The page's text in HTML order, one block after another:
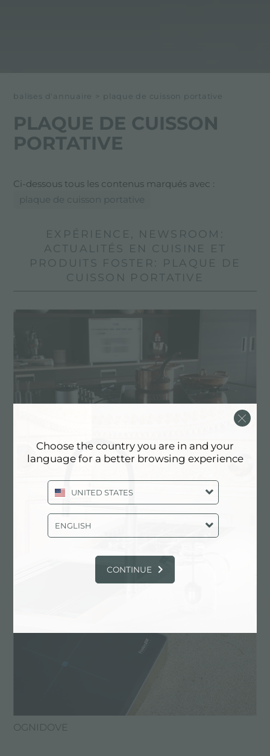
balises d'annuaire > plaque de cuisson portative
PLAQUE DE CUISSON
PORTATIVE
Ci-dessous tous les contenus marqués avec :
plaque de cuisson portative
EXPÉRIENCE, NEWSROOM:
ACTUALITÉS EN CUISINE ET
PRODUITS FOSTER: PLAQUE DE
CUISSON PORTATIVE
Foster Ognidove
OGNIDOVE
Choose the country you are in and your
language for a better browsing experience
UNITED STATES
ENGLISH
CONTINUE